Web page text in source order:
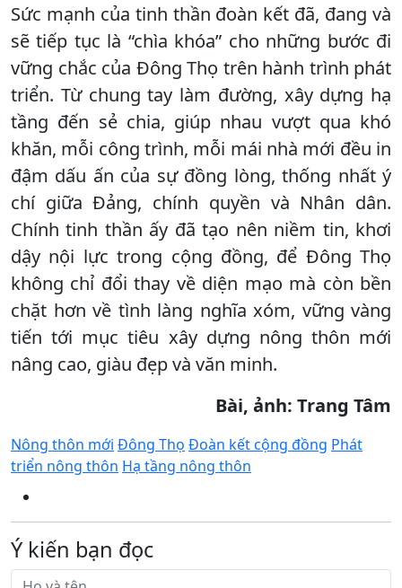
Sức mạnh của tinh thần đoàn kết đã, đang và
sẽ tiếp tục là “chìa khóa” cho những bước đi
vững chắc của Đông Thọ trên hành trình phát
triển. Từ chung tay làm đường, xây dựng hạ
tầng đến sẻ chia, giúp nhau vượt qua khó
khăn, mỗi công trình, mỗi mái nhà mới đều in
đậm dấu ấn của sự đồng lòng, thống nhất ý
chí giữa Đảng, chính quyền và Nhân dân.
Chính tinh thần ấy đã tạo nên niềm tin, khơi
dậy nội lực trong cộng đồng, để Đông Thọ
không chỉ đổi thay về diện mạo mà còn bền
chặt hơn về tình làng nghĩa xóm, vững vàng
tiến tới mục tiêu xây dựng nông thôn mới
nâng cao, giàu đẹp và văn minh.
Bài, ảnh: Trang Tâm
Nông thôn mới Đông Thọ Đoàn kết cộng đồng Phát
triển nông thôn Hạ tầng nông thôn
Ý kiến bạn đọc